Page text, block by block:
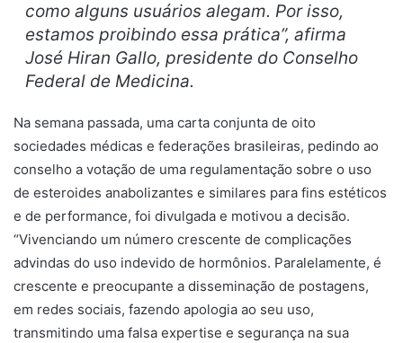
como alguns usuários alegam. Por isso,
estamos proibindo essa prática”, afirma
José Hiran Gallo, presidente do Conselho
Federal de Medicina.
Na semana passada, uma carta conjunta de oito
sociedades médicas e federações brasileiras, pedindo ao
conselho a votação de uma regulamentação sobre o uso
de esteroides anabolizantes e similares para fins estéticos
e de performance, foi divulgada e motivou a decisão.
“Vivenciando um número crescente de complicações
advindas do uso indevido de hormônios. Paralelamente, é
crescente e preocupante a disseminação de postagens,
em redes sociais, fazendo apologia ao seu uso,
transmitindo uma falsa expertise e segurança na sua